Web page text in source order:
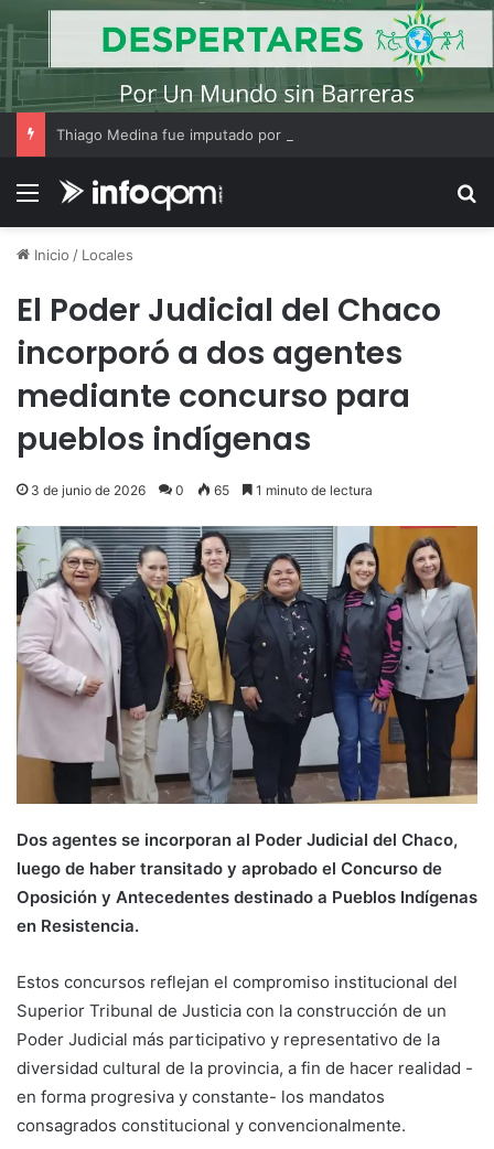
Menú
Inicio / Locales
El Poder Judicial del Chaco
incorporó a dos agentes
mediante concurso para
pueblos indígenas
3 de junio de 2026 0 65 1 minuto de lectura
Dos agentes se incorporan al Poder Judicial del Chaco,
luego de haber transitado y aprobado el Concurso de
Oposición y Antecedentes destinado a Pueblos Indígenas
en Resistencia.
Estos concursos reflejan el compromiso institucional del
Superior Tribunal de Justicia con la construcción de un
Poder Judicial más participativo y representativo de la
diversidad cultural de la provincia, a fin de hacer realidad -
en forma progresiva y constante- los mandatos
consagrados constitucional y convencionalmente.